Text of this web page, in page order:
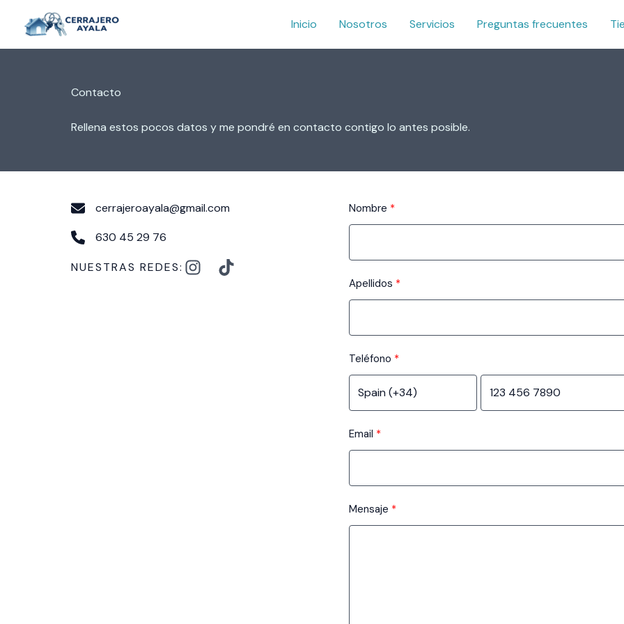
Inicio Nosotros Servicios Preguntas frecuentes
Contacto
Rellena estos pocos datos y me pondré en contacto contigo lo antes posible.
cerrajeroayala@gmail.com
630 45 29 76
NUESTRAS REDES:
Nombre
Apellidos
Teléfono
Email
Mensaje